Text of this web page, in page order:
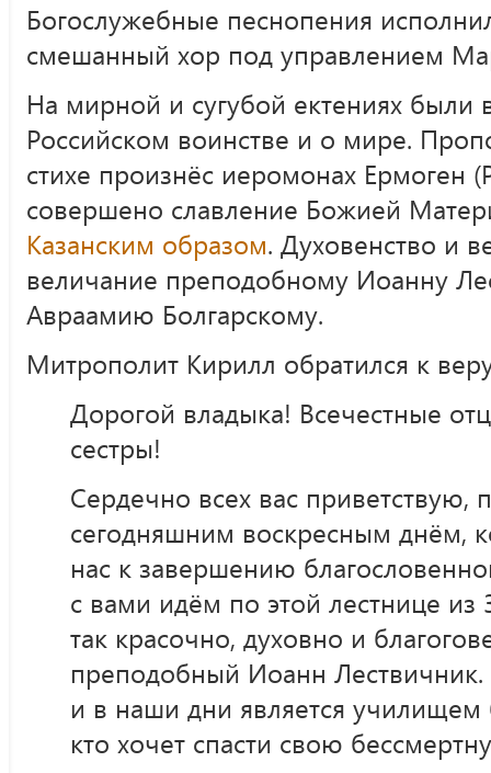
Богослужебные песнопения
смешанный хор под управлением
На мирной и сугубой ектениях были
Российском воинстве и о мире.
стихе произнёс иеромонах Ермоген
совершено славление Божией
Казанским образом. Духовенство и
величание преподобному Иоанну
Авраамию Болгарскому.
Митрополит Кирилл обратился к
Дорогой владыка! Всечестные
сестры!
Сердечно всех вас приветствую,
сегодняшним воскресным днём,
нас к завершению
с вами идём по этой лестнице из
так красочно, духовно и
преподобный Иоанн
и в наши дни является училищем
кто хочет спасти свою